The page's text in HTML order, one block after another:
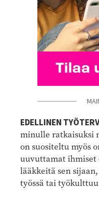
EDELLINEN
minulle ratkaisuksi
on suositeltu myös
uuvuttamat ihmiset
lääkkeitä sen
työssä tai